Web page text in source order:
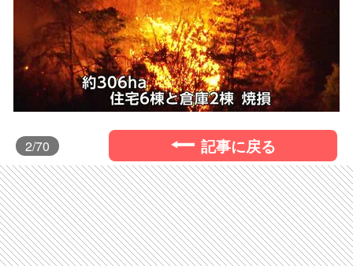
2/70 記事に戻る